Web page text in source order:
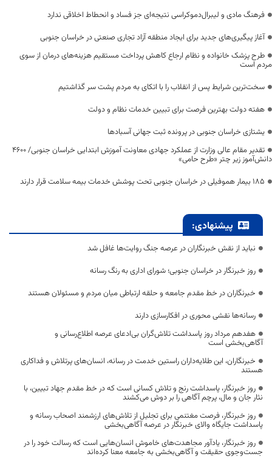
فرهنگ مادی و لیبرال‌دموکراسی نتیجه‌ای جز فساد و انحطاط اخلاقی ندارد
آغاز پیگیری‌های جدید برای ایجاد منطقه آزاد تجاری صنعتی در خراسان جنوبی
طرح پزشک خانواده و نظام ارجاع کاهش پرداخت مستقیم هزینه‌های درمان از سوی
مردم است
سخت‌ترین شرایط پس از انقلاب را با اتکای به مردم پشت سر گذاشتیم
هفته دولت بهترین فرصت برای تبیین خدمات نظام و دولت
یشتازی خراسان جنوبی در پرونده ثبت جهانی آسبادها
تقدیر مقام عالی وزارت از عملکرد جهادی معاونت آموزش ابتدایی خراسان جنوبی/ ۴۶۰۰
دانش‌آموز زیر چتر «طرح حامی»
۱۸۵ بیمار هموفیلی در خراسان جنوبی تحت پوشش خدمات بیمه سلامت قرار دارند
پیشنهادی:
نباید از نقش خبرنگاران در عرصه جنگ روایت‌ها غافل شد
روز خبرنگار در خراسان جنوبی؛ شورای اداری به رنگ رسانه
خبرنگاران در خط مقدم جامعه و حلقه ارتباطی میان مردم و مسئولان هستند
رسانه‌ها نقشی محوری در افکارسازی دارند
هفدهم مرداد روز پاسداشت تلاش‌گران بی‌ادعای عرصه اطلاع‌رسانی و
آگاهی‌بخشی است
خبرنگاران، این طلایه‌داران راستین خدمت در رسانه، انسان‌های پرتلاش و فداکاری
هستند
روز خبرنگار، پاسداشت رنج و تلاش کسانی است که در خط مقدم جهاد تبیین، با
نثار جان و مال، پرچم آگاهی را بر دوش می‌کشند
روز خبرنگار، فرصت مغتنمی برای تجلیل از تلاش‌های ارزشمند اصحاب رسانه و
پاسداشت جایگاه والای خبرنگار در عرصه آگاهی‌بخشی
روز خبرنگار، یادآور مجاهدت‌های خاموش انسان‌هایی است که رسالت خود را در
جست‌وجوی حقیقت و آگاهی‌بخشی به جامعه معنا کرده‌اند